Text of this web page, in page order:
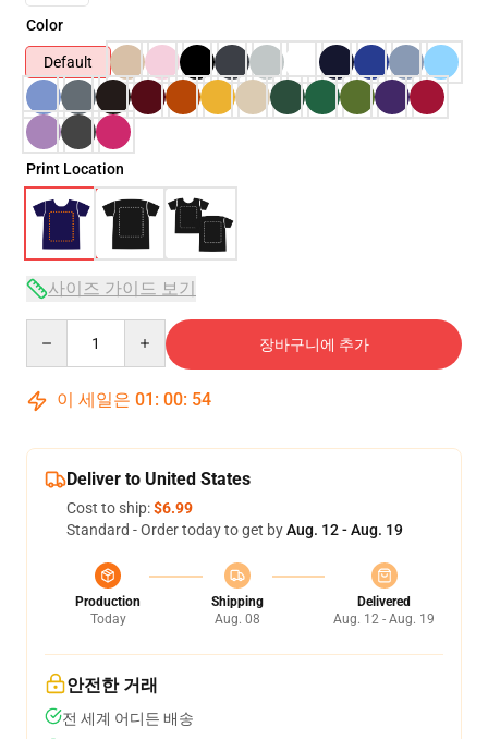
Color
Default
Print Location
사이즈 가이드 보기
장바구니에 추가
이 세일은 01 : 00: 53
Deliver to United States
Cost to ship:$6.99
Standard - Order today to get byAug. 12 - Aug. 19
Production
Today
Shipping
Aug. 08
Delivered
Aug. 12 - Aug. 19
안전한 거래
전 세계 어디든 배송